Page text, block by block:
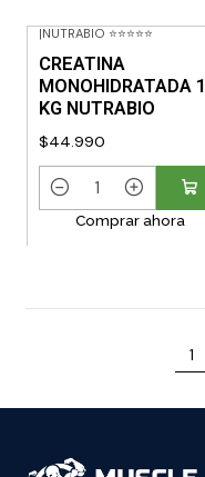
d
a
|NUTRABIO ⭐⭐⭐⭐⭐
CREATINA
MONOHIDRATADA 1
KG NUTRABIO
$44.990
i
Comprar ahora
1